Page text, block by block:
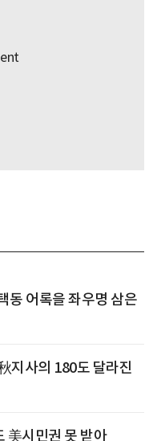
동 어록을 좌우명 삼은
지사의 180도 달라진
美시민권 못 받아